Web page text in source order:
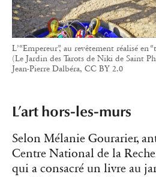
L’“Empereur”, au revêtement réalisé en
(Le Jardin des Tarots de Niki de Saint
Jean-Pierre Dalbéra, CC BY 2.0
L’art hors-les-murs
Selon Mélanie Gourarier,
Centre National de la
qui a consacré un livre au